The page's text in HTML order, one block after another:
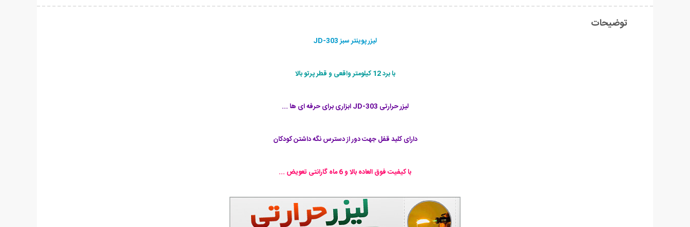
توضیحات
لیزر پوینتر سبز JD-303
با برد 12 کیلومتر واقعی و قطر پرتو بالا
لیزر حرارتی JD-303 ابزاری برای حرفه ای ها ...
دارای کلید قفل جهت دور از دسترس نگه داشتن کودکان
با کیفیت فوق العاده بالا و 6 ماه گارانتی تعویض ...